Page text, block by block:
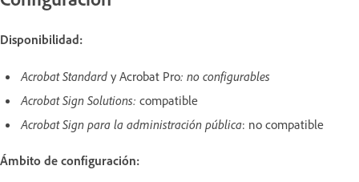
Disponibilidad:
Acrobat Standard y Acrobat Pro: no configurables
Acrobat Sign Solutions: compatible
Acrobat Sign para la administración pública: no compatible
Ámbito de configuración: